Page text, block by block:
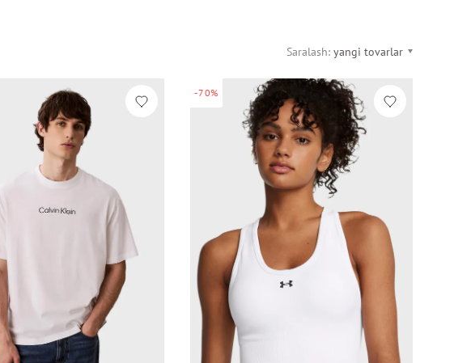
Saralash: yangi tovarlar
-70%